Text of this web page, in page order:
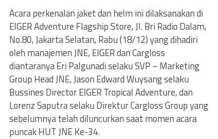
Acara perkenalan jaket dan helm ini dilaksanakan di
EIGER Adventure Flagship Store, Jl. Bri Radio Dalam,
No.80, Jakarta Selatan, Rabu (18/12) yang dihadiri
oleh manajemen JNE, EIGER dan Cargloss
diantaranya Eri Palgunadi selaku SVP – Marketing
Group Head JNE, Jason Edward Wuysang selaku
Bussines Director EIGER Tropical Adventure, dan
Lorenz Saputra selaku Direktur Cargloss Group yang
sebelumnya telah diluncurkan saat momen acara
puncak HUT JNE Ke-34.